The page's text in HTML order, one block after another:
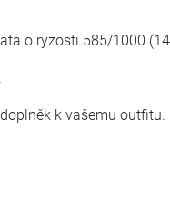
o ryzosti 585/1000
k vašemu outfitu.